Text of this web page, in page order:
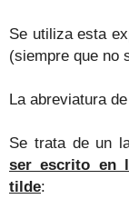
Se utiliza esta
(siempre que no
La abreviatura
Se trata de un
ser escrito en
tilde: